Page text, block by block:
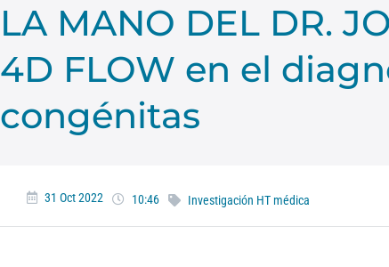
LA MANO DEL DR.
4D FLOW en el
congénitas​
31 Oct 2022 10:46 Investigación HT médica